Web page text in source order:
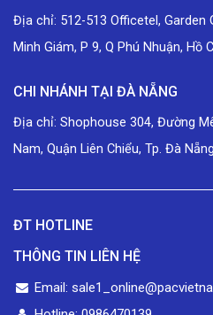
Địa chỉ: 512-513 Officetel, Garden
Minh Giám, P 9, Q Phú Nhuận, Hồ
CHI NHÁNH TẠI ĐÀ NẴNG
Địa chỉ: Shophouse 304, Đường
Nam, Quận Liên Chiểu, Tp. Đà
ĐT HOTLINE
THÔNG TIN LIÊN HỆ
Email: